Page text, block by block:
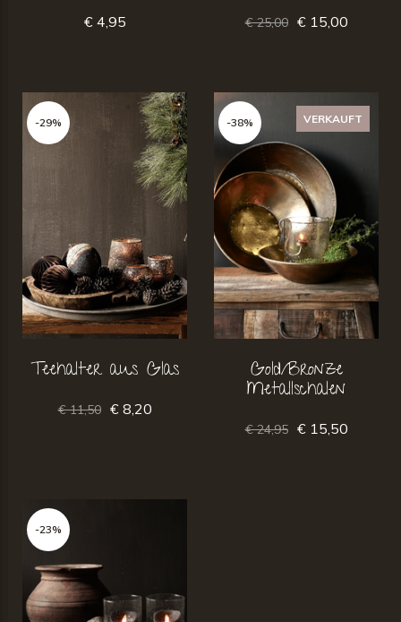
€ 4,95 € 25,00 € 15,00
-29%
Teehalter aus Glas
€ 11,50 € 8,20
-38% VERKAUFT
Gold/Bronze
Metallschalen
€ 24,95 € 15,50
-23%